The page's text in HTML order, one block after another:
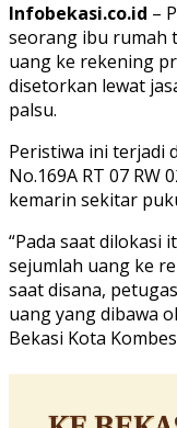
Infobekasi.co.id –
seorang ibu rumah
uang ke rekening
disetorkan lewat
palsu.
Peristiwa ini terjadi
No.169A RT 07 RW
kemarin sekitar
“Pada saat dilokasi
sejumlah uang ke
saat disana,
uang yang dibawa
Bekasi Kota